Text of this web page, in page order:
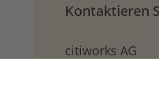
Kontaktieren
citiworks AG